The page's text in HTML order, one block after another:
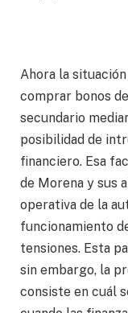
Ahora la
comprar bonos
secundario
posibilidad de
financiero. Esa
de Morena y sus
operativa de la
funcionamiento
tensiones. Esta
sin embargo, la
consiste en cuál